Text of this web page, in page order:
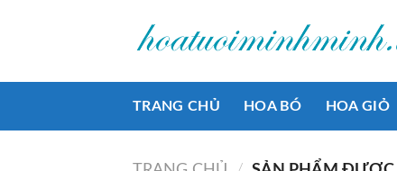
TRANG CHỦ HOA BÓ HOA GIỎ